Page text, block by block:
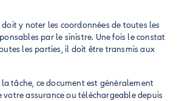
doit y noter les coordonnées de toutes les
par le sinistre. Une fois le constat
les parties, il doit être transmis aux
tâche, ce document est généralement
votre assurance ou téléchargeable depuis